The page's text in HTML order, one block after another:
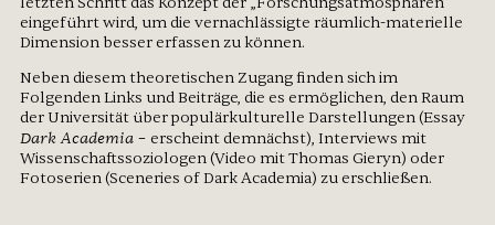
eingeführt wird, um die vernachlässigte räumlich-materielle
Dimension besser erfassen zu können.
Neben diesem theoretischen Zugang finden sich im
Folgenden Links und Beiträge, die es ermöglichen, den Raum
der Universität über populärkulturelle Darstellungen (Essay
Dark Academia – erscheint demnächst), Interviews mit
Wissenschaftssoziologen (Video mit Thomas Gieryn) oder
Fotoserien (Sceneries of Dark Academia) zu erschließen.